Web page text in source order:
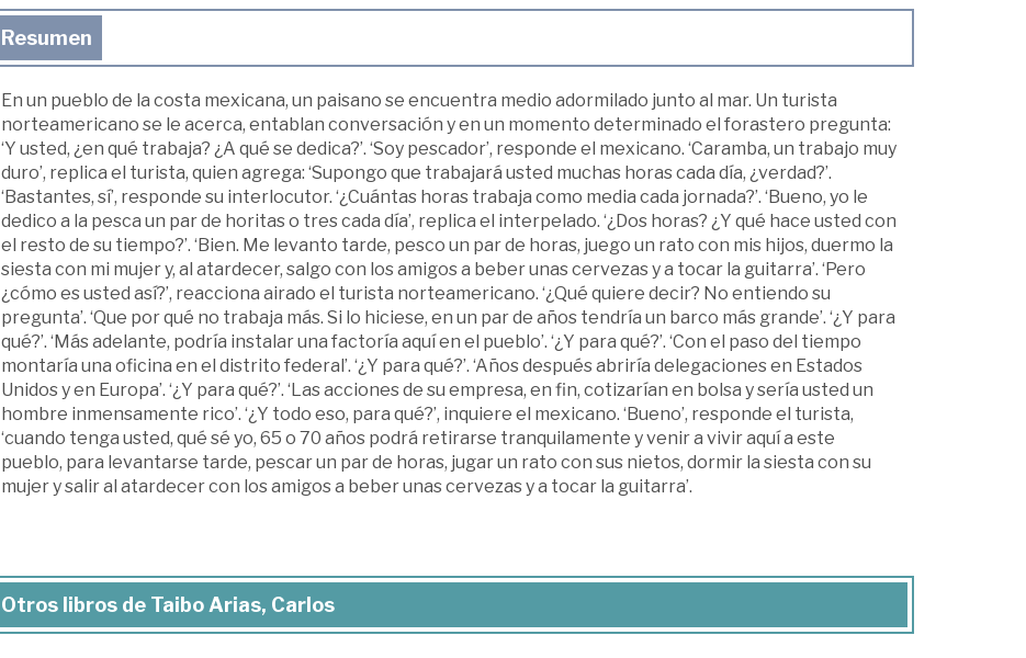
Resumen
En un pueblo de la costa mexicana, un paisano se encuentra medio adormilado junto al mar. Un turista
norteamericano se le acerca, entablan conversación y en un momento determinado el forastero pregunta:
‘Y usted, ¿en qué trabaja? ¿A qué se dedica?’. ‘Soy pescador’, responde el mexicano. ‘Caramba, un trabajo muy
duro’, replica el turista, quien agrega: ‘Supongo que trabajará usted muchas horas cada día, ¿verdad?’.
‘Bastantes, sí’, responde su interlocutor. ‘¿Cuántas horas trabaja como media cada jornada?’. ‘Bueno, yo le
dedico a la pesca un par de horitas o tres cada día’, replica el interpelado. ‘¿Dos horas? ¿Y qué hace usted con
el resto de su tiempo?’. ‘Bien. Me levanto tarde, pesco un par de horas, juego un rato con mis hijos, duermo la
siesta con mi mujer y, al atardecer, salgo con los amigos a beber unas cervezas y a tocar la guitarra’. ‘Pero
¿cómo es usted así?’, reacciona airado el turista norteamericano. ‘¿Qué quiere decir? No entiendo su
pregunta’. ‘Que por qué no trabaja más. Si lo hiciese, en un par de años tendría un barco más grande’. ‘¿Y para
qué?’. ‘Más adelante, podría instalar una factoría aquí en el pueblo’. ‘¿Y para qué?’. ‘Con el paso del tiempo
montaría una oficina en el distrito federal’. ‘¿Y para qué?’. ‘Años después abriría delegaciones en Estados
Unidos y en Europa’. ‘¿Y para qué?’. ‘Las acciones de su empresa, en fin, cotizarían en bolsa y sería usted un
hombre inmensamente rico’. ‘¿Y todo eso, para qué?’, inquiere el mexicano. ‘Bueno’, responde el turista,
‘cuando tenga usted, qué sé yo, 65 o 70 años podrá retirarse tranquilamente y venir a vivir aquí a este
pueblo, para levantarse tarde, pescar un par de horas, jugar un rato con sus nietos, dormir la siesta con su
mujer y salir al atardecer con los amigos a beber unas cervezas y a tocar la guitarra’.
Otros libros de Taibo Arias, Carlos